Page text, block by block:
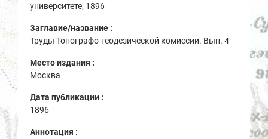
университете, 1896
Заглавие/название :
Труды Топографо-геодезической комиссии. Вып. 4
Место издания :
Москва
Дата публикации :
1896
Аннотация :